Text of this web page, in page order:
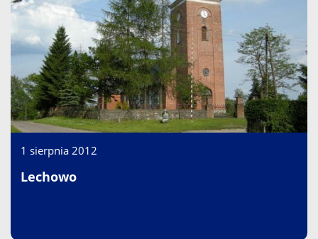
1 sierpnia 2012
Lechowo